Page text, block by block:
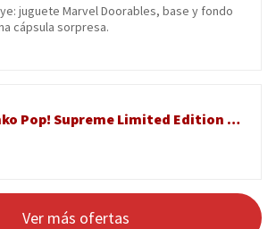
juguete Marvel Doorables, base y fondo
cápsula sorpresa.
Funko Pop! Supreme Limited Edition – Marvel All-New Venom #1584
Ver más ofertas